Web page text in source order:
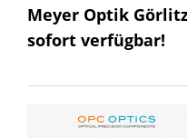
Meyer Optik
sofort verfügbar!